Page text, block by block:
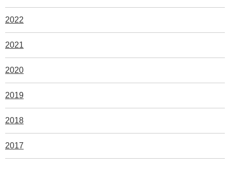
2022
2021
2020
2019
2018
2017